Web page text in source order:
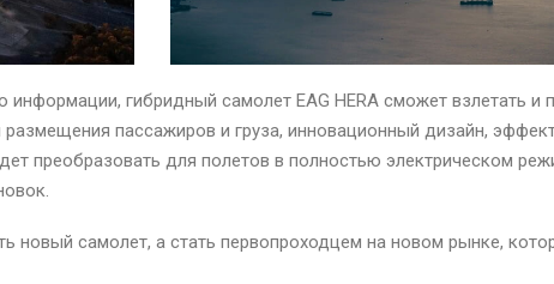
гибридный самолет EAG HERA сможет взлетать и
пассажиров и груза, инновационный дизайн,
преобразовать для полетов в полностью электрическом
новый самолет, а стать первопроходцем на новом рынке,